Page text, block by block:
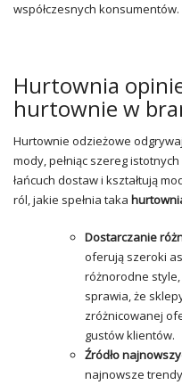
współczesnych konsumentów.
Hurtownia
hurtownie w
Hurtownie odzieżowe
mody, pełniąc szereg
łańcuch dostaw i kształtują
ról, jakie spełnia taka
Dostarczanie
oferują szeroki
różnorodne
sprawia, że
zróżnicowanej
gustów klientów.
Źródło
najnowsze